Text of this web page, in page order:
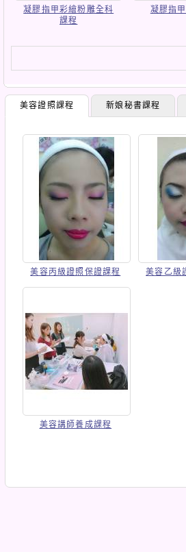
凝膠指甲彩繪粉雕全科
課程
凝膠指
美容證照課程 新娘秘書課程
美容丙級證照保證課程 美容乙級
美容講師養成課程